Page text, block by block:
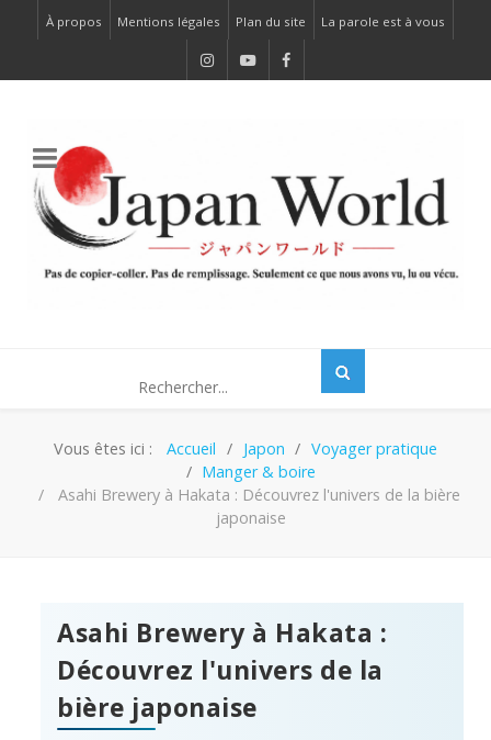
À propos Mentions légales Plan du site La parole est à vous
Vous êtes ici : Accueil Japon
Voyager pratique
Manger & boire
Asahi Brewery à Hakata : Découvrez l'univers de la bière
japonaise
Asahi Brewery à Hakata :
Découvrez l'univers de la
bière japonaise